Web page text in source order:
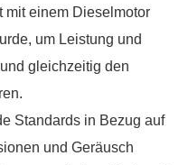
mit einem Dieselmotor
um Leistung und
gleichzeitig den
Standards in Bezug auf
und Geräusch